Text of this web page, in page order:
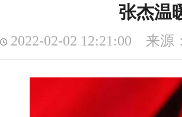
张杰温
2022-02-02 12:21:00 来源